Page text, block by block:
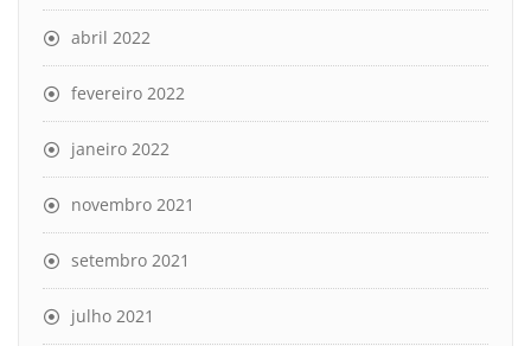
abril 2022
fevereiro 2022
janeiro 2022
novembro 2021
setembro 2021
julho 2021